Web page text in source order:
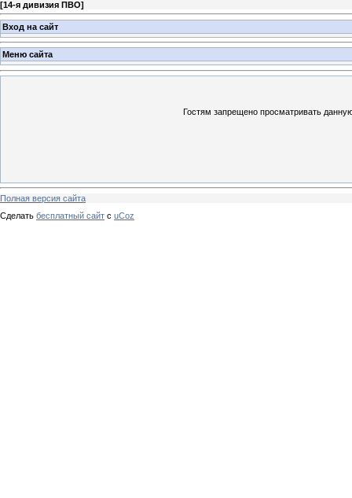
[14-я дивизия ПВО]
Вход на сайт
Меню сайта
Гостям запрещено просматривать
Полная версия сайта
Сделать бесплатный сайт с uCoz